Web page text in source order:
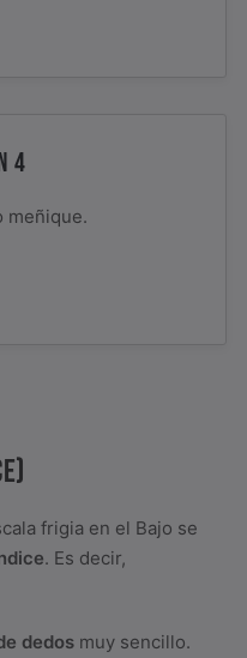
4
meñique.
frigia en el Bajo se
. Es decir,
dedos muy sencillo.